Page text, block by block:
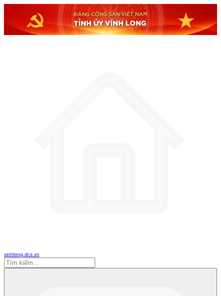
vinhlong.dcs.vn